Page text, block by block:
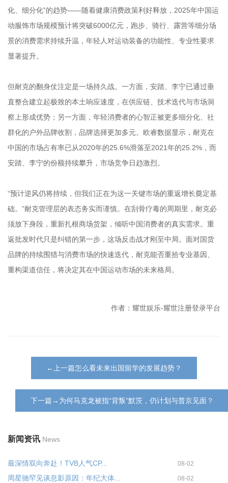
化、细分化”的趋势——随着健康消费政策利好释放，2025年中国运
动服饰市场规模预计将突破6000亿元，跑步、骑行、露营等细分场
景的消费需求持续升温，年轻人对运动装备的功能性、专业性要求
显著提升。
但耐克的翻身仗注定是一场持久战。一方面，安踏、李宁已通过垂
直整合建立起极致的本土响应速度，在供应链、技术迭代与市场洞
察上形成优势；另一方面，年轻消费者的心智正被更多细分化、社
群化的户外品牌收割，品牌选择更加多元。欧睿数据显示，耐克在
中国的市场占有率已从2020年的25.6%滑落至2021年的25.2%，而
安踏、李宁的份额持续攀升，市场竞争日趋激烈。
“预计逆风仍将持续，但我们正在为这一关键市场的重返增长奠定基
础。”耐克管理层的表态务实而谨慎。在刮骨疗毒的周期里，耐克必
须放下身段，重新扎根商场货架，倾听中国消费者的真实需求。重
返批发时代只是纠错的第一步，这场反击战才刚至中局。面对国货
品牌的持续围猎与消费市场的快速迭代，耐克能否重拾专业基因、
重构渠道信任，将决定其在中国运动市场的未来格局。
作者：耀世娱乐-耀世注册登录平台
←上一篇怎么看未来出国留学的发展趋势？
下一篇→为何马克龙被指“背叛”默茨，仍计划与普京见面？
新闻资讯 News
最深情双向奔赴！TVB人气CP... 08-02
周星驰罕见谈息影原因：年纪大体... 08-02